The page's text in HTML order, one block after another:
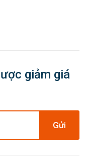
giảm giá
Gửi